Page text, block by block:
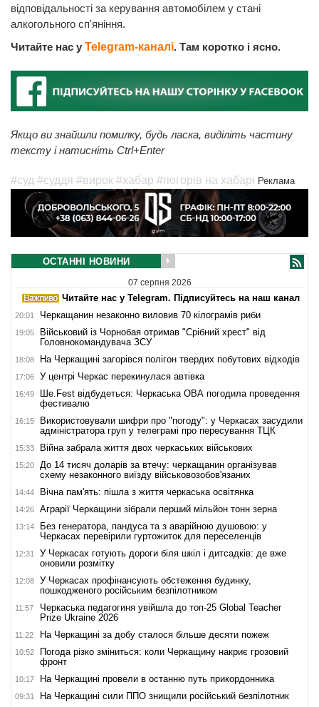
відповідальності за керування автомобілем у стані
алкогольного сп'яніння.
Читайте нас у Telegram-каналі. Там коротко і ясно.
Якщо ви знайшли помилку, будь ласка, виділіть частину
тексту і натисніть Ctrl+Enter
#суд #суддя #вирок #хабар #погорів на хабарі Реклама
ОСТАННІ НОВИНИ
07 серпня 2026
Читайте нас у Telegram. Підписуйтесь на наш канал
20:01 Черкащанин незаконно виловив 70 кілограмів риби
19:05
Військовий із Чорнобая отримав "Срібний хрест" від
Головнокомандувача ЗСУ
18:08 На Черкащині загорівся полігон твердих побутових відходів
17:06 У центрі Черкас перекинулася автівка
16:49
Ше.Fest відбудеться: Черкаська ОВА погодила проведення
фестивалю
16:15
Використовували шифри про "погоду": у Черкасах засудили
адміністратора груп у телеграмі про пересування ТЦК
15:33 Війна забрала життя двох черкаських військових
15:20
До 14 тисяч доларів за втечу: черкащанин організував
схему незаконного виїзду військовозобов'язаних
14:44 Вічна пам'ять: пішла з життя черкаська освітянка
14:26 Аграрії Черкащини зібрали перший мільйон тонн зерна
13:14
Без генератора, пандуса та з аварійною душовою: у
Черкасах перевірили гуртожиток для переселенців
12:31
У Черкасах готують дороги біля шкіл і дитсадків: де вже
оновили розмітку
12:08
У Черкасах профінансують обстеження будинку,
пошкодженого російським безпілотником
11:57
Черкаська педагогиня увійшла до топ-25 Global Teacher
Prize Ukraine 2026
11:22 На Черкащині за добу сталося більше десяти пожеж
10:52
Погода різко зміниться: коли Черкащину накриє грозовий
фронт
10:17 На Черкащині провели в останню путь прикордонника
09:31 На Черкащині сили ППО знищили російський безпілотник